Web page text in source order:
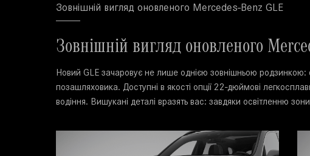
Зовнішній вигляд оновленого Mercedes-Benz GLE
Зовнішній вигляд оновленого
Новий GLE зачаровує не лише однією зовнішньою
позашляховика. Доступні в якості опції 22-дюймові
водіння. Вишукані деталі вразять вас: завдяки освітленню